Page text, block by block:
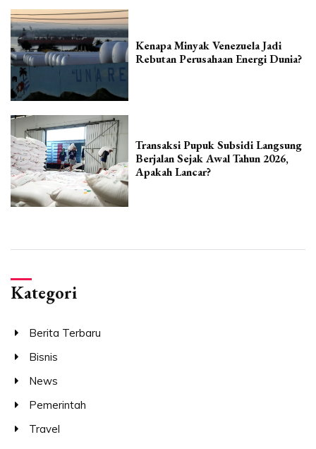
Kenapa Minyak Venezuela Jadi
Rebutan Perusahaan Energi Dunia?
Transaksi Pupuk Subsidi Langsung
Berjalan Sejak Awal Tahun 2026,
Apakah Lancar?
Kategori
Berita Terbaru
Bisnis
News
Pemerintah
Travel